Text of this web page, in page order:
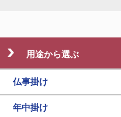
用途から選ぶ
仏事掛け
年中掛け